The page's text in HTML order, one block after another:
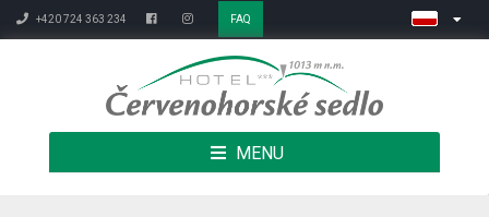
+420 724 363 234 FAQ
MENU